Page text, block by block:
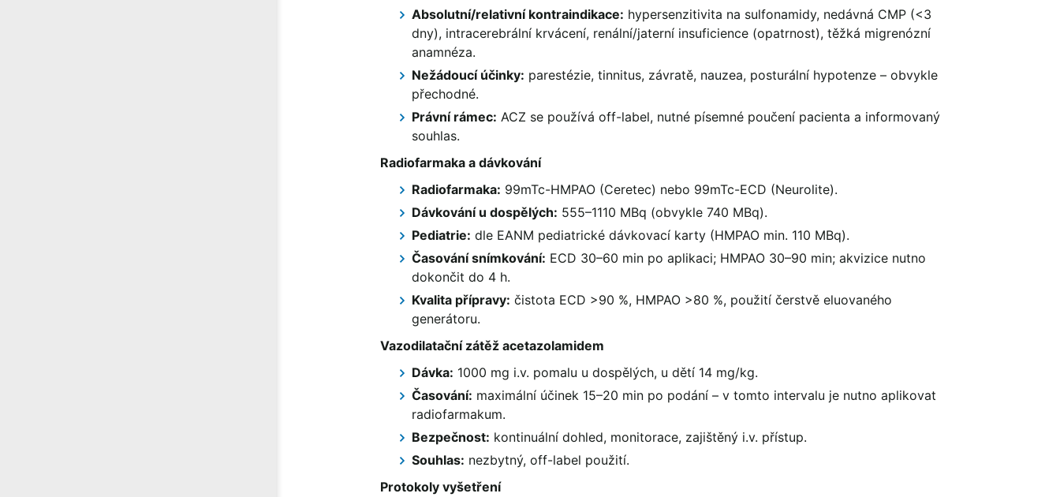
Absolutní/relativní kontraindikace: hypersenzitivita na sulfonamidy, nedávná CMP (<3
dny), intracerebrální krvácení, renální/jaterní insuficience (opatrnost), těžká migrenózní
anamnéza.
Nežádoucí účinky: parestézie, tinnitus, závratě, nauzea, posturální hypotenze – obvykle
přechodné.
Právní rámec: ACZ se používá off-label, nutné písemné poučení pacienta a informovaný
souhlas.
Radiofarmaka a dávkování
Radiofarmaka: 99mTc-HMPAO (Ceretec) nebo 99mTc-ECD (Neurolite).
Dávkování u dospělých: 555–1110 MBq (obvykle 740 MBq).
Pediatrie: dle EANM pediatrické dávkovací karty (HMPAO min. 110 MBq).
Časování snímkování: ECD 30–60 min po aplikaci; HMPAO 30–90 min; akvizice nutno
dokončit do 4 h.
Kvalita přípravy: čistota ECD >90 %, HMPAO >80 %, použití čerstvě eluovaného
generátoru.
Vazodilatační zátěž acetazolamidem
Dávka: 1000 mg i.v. pomalu u dospělých, u dětí 14 mg/kg.
Časování: maximální účinek 15–20 min po podání – v tomto intervalu je nutno aplikovat
radiofarmakum.
Bezpečnost: kontinuální dohled, monitorace, zajištěný i.v. přístup.
Souhlas: nezbytný, off-label použití.
Protokoly vyšetření